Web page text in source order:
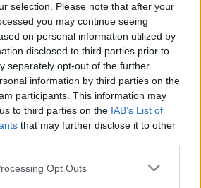
selection. Please note that after your
you may continue seeing
on personal information utilized by
disclosed to third parties prior to
separately opt-out of the further
information by third parties on the
participants. This information may
to third parties on the IAB’s List of
that may further disclose it to other
Opt Outs